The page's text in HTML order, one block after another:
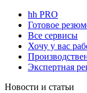
hh PRO
Готовое
Все сервисы
Хочу у вас
Экспертная
Новости и статьи